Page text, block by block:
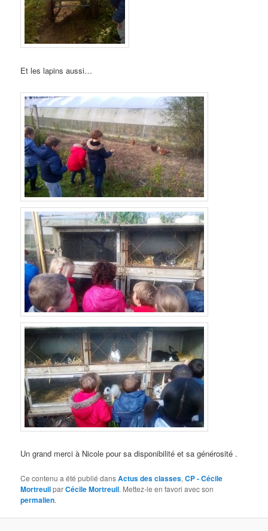
Et les lapins aussi…
Un grand merci à Nicole pour sa disponibilité et sa générosité .
Ce contenu a été publié dansActus des classes,CP - Cécile
MortreuilparCécile Mortreuil. Mettez-le en favori avec son
permalien.